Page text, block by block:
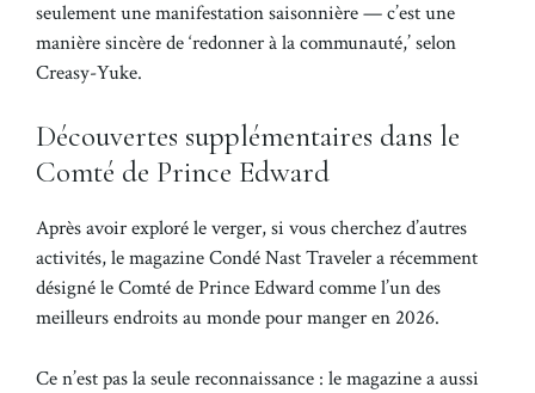
seulement une manifestation saisonnière — c’est une
manière sincère de ‘redonner à la communauté,’ selon
Creasy-Yuke.
Découvertes supplémentaires dans le
Comté de Prince Edward
Après avoir exploré le verger, si vous cherchez d’autres
activités, le magazine Condé Nast Traveler a récemment
désigné le Comté de Prince Edward comme l’un des
meilleurs endroits au monde pour manger en 2026.
Ce n’est pas la seule reconnaissance : le magazine a aussi